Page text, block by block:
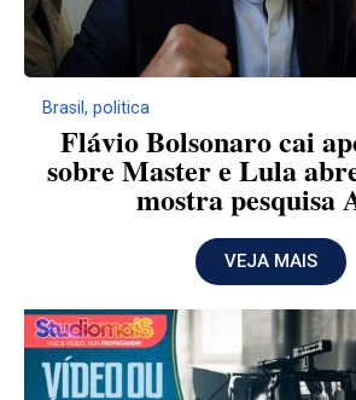
Brasil , politica
Flávio Bolsonaro cai
sobre Master e Lula
mostra pesquisa
VEJA MAIS